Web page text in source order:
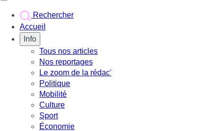
Rechercher
Accueil
Info
Tous nos articles
Nos reportages
Le zoom de la rédac'
Politique
Mobilité
Culture
Sport
Économie